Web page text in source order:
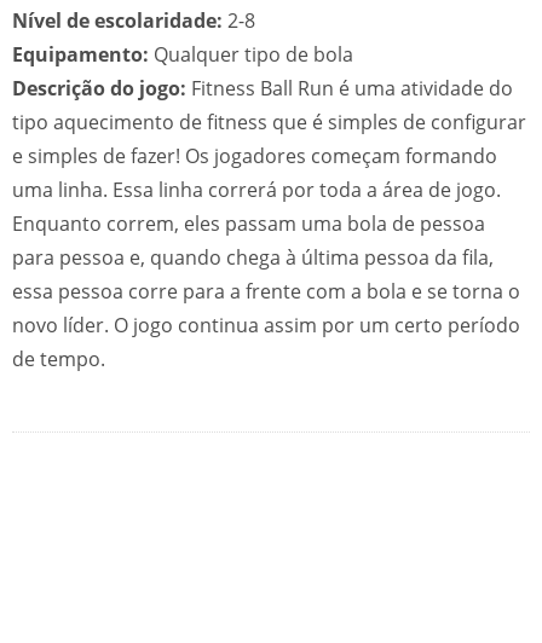
Nível de escolaridade: 2-8
Equipamento: Qualquer tipo de bola
Descrição do jogo: Fitness Ball Run é uma atividade do
tipo aquecimento de fitness que é simples de configurar
e simples de fazer! Os jogadores começam formando
uma linha. Essa linha correrá por toda a área de jogo.
Enquanto correm, eles passam uma bola de pessoa
para pessoa e, quando chega à última pessoa da fila,
essa pessoa corre para a frente com a bola e se torna o
novo líder. O jogo continua assim por um certo período
de tempo.